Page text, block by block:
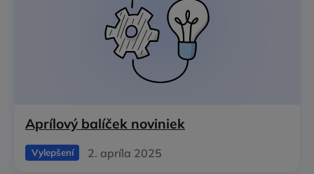
Aprílový balíček noviniek
Vylepšení 2. apríla 2025